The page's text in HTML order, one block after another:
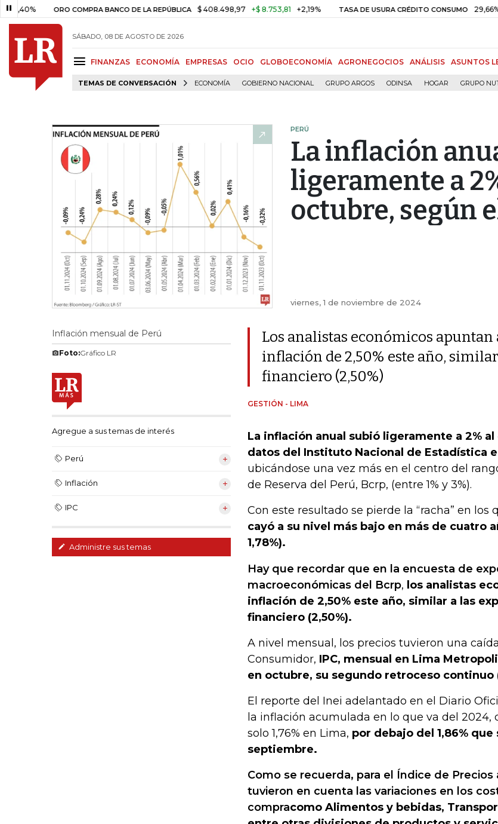
ORO COMPRA BANCO DE LA REPÚBLICA $ 408.498,97 +$ 8.753,81 +2,19% TASA DE USURA CRÉDITO CONSUMO 29,66%
SÁBADO, 08 DE AGOSTO DE 2026
FINANZAS ECONOMÍA EMPRESAS OCIO GLOBOECONOMÍA AGRONEGOCIOS ANÁLISIS ASUNTOS
TEMAS DE CONVERSACIÓN ECONOMÍA GOBIERNO NACIONAL GRUPO ARGOS ODINSA HOGAR GRUPO
PERÚ
La inflación
ligeramente a
octubre, según
viernes, 1 de noviembre de 2024
Inflación mensual de Perú
Foto:Gráfico LR
Agregue a sus temas de interés
Perú
Inflación
IPC
Administre sus temas
Los analistas económicos apuntan
inflación de 2,50% este año,
financiero (2,50%)
GESTIÓN - LIMA
La inflación anual subió ligeramente a 2%
datos del Instituto Nacional de Estadística
ubicándose una vez más en el centro del
de Reserva del Perú, Bcrp, (entre 1% y 3%).
Con este resultado se pierde la “racha” en los
cayó a su nivel más bajo en más de cuatro
1,78%).
Hay que recordar que en la encuesta de
macroeconómicas del Bcrp, los analistas
inflación de 2,50% este año, similar a las
financiero (2,50%).
A nivel mensual, los precios tuvieron una
Consumidor, IPC, mensual en Lima
en octubre, su segundo retroceso continuo
El reporte del Inei adelantado en el Diario
la inflación acumulada en lo que va del 2024,
solo 1,76% en Lima, por debajo del 1,86%
septiembre.
Como se recuerda, para el Índice de Precios
tuvieron en cuenta las variaciones en los
compracomo Alimentos y bebidas,